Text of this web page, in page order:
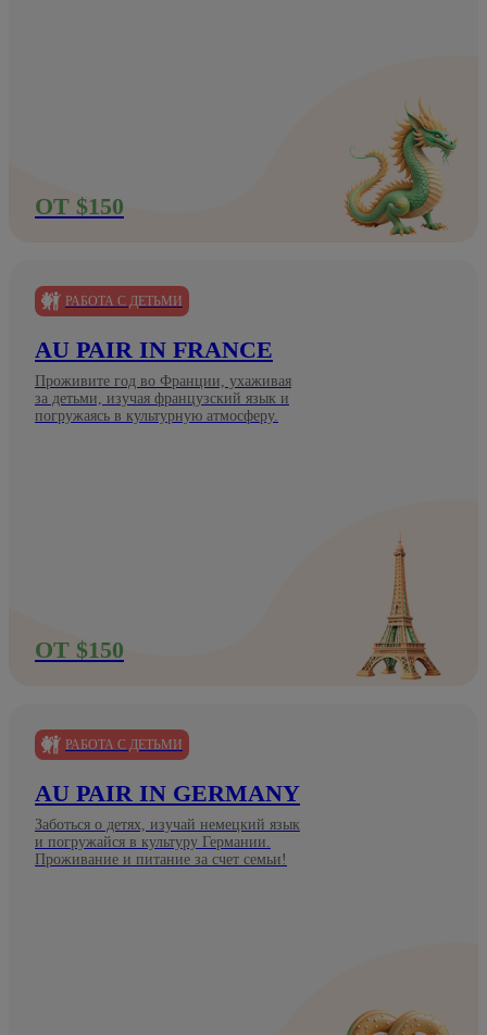
ОТ $150
РАБОТА С ДЕТЬМИ
AU PAIR IN FRANCE
Проживите год во Франции, ухаживая
за детьми, изучая французский язык и
погружаясь в культурную атмосферу.
ОТ $150
РАБОТА С ДЕТЬМИ
AU PAIR IN GERMANY
Заботься о детях, изучай немецкий язык
и погружайся в культуру Германии.
Проживание и питание за счет семьи!